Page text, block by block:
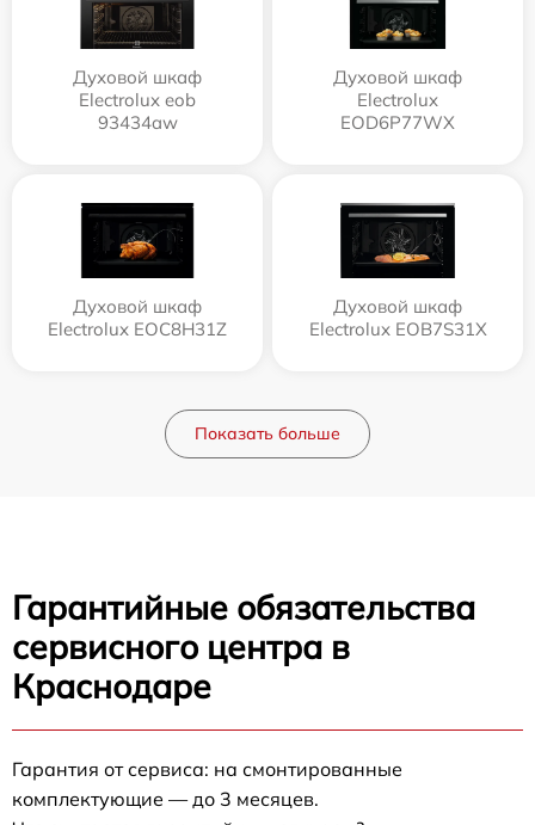
Духовой шкаф
Electrolux eob
93434aw
Духовой шкаф
Electrolux
EOD6P77WX
Духовой шкаф
Electrolux EOC8H31Z
Духовой шкаф
Electrolux EOB7S31X
Показать больше
Гарантийные обязательства
сервисного центра в
Краснодаре
Гарантия от сервиса: на смонтированные
комплектующие — до 3 месяцев.